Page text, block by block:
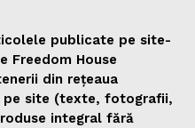
publicate pe site-
Freedom House
din rețeaua
pe site (texte, fotografii,
integral fără